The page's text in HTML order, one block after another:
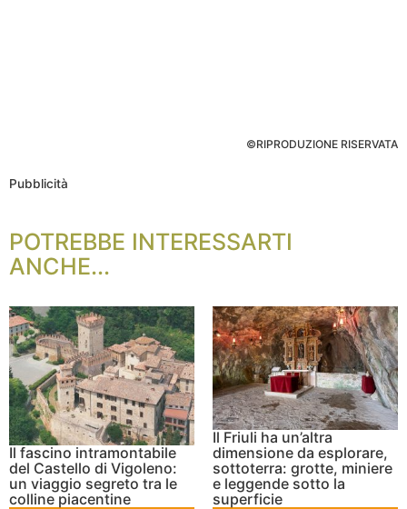
©RIPRODUZIONE RISERVATA
Pubblicità
POTREBBE INTERESSARTI
ANCHE...
Il fascino intramontabile
del Castello di Vigoleno:
un viaggio segreto tra le
colline piacentine
Il Friuli ha un’altra
dimensione da esplorare,
sottoterra: grotte, miniere
e leggende sotto la
superficie